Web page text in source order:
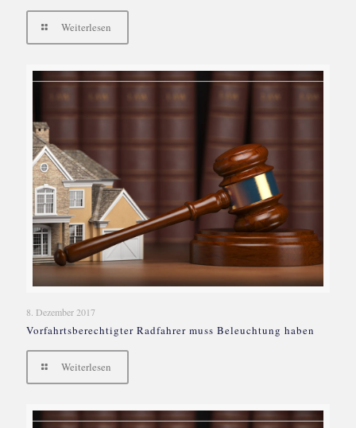
Weiterlesen
8. Dezember 2017
Vorfahrtsberechtigter Radfahrer muss Beleuchtung haben
Weiterlesen